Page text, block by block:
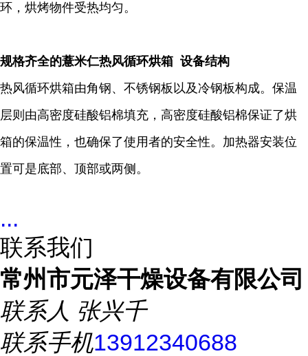
环，烘烤物件受热均匀。
规格齐全的薏米仁热风循环烘箱 设备结构
热风循环烘箱由角钢、不锈钢板以及冷钢板构成。保温
层则由高密度硅酸铝棉填充，高密度硅酸铝棉保证了烘
箱的保温性，也确保了使用者的安全性。加热器安装位
置可是底部、顶部或两侧。
...
联系我们
常州市元泽干燥设备有限公司
联系人 张兴千
联系手机13912340688